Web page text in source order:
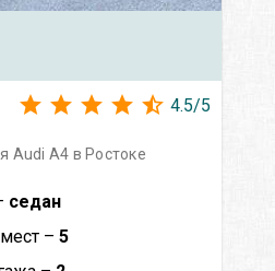
4.5/5
Audi A4 в Ростоке
седан
– 5